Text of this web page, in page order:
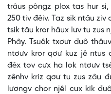
trâus pôngz plox tas hur
250 tiv đêiv. Taz sik ntâu ziv
tsik tâu kror hâux lưv tu zus
Phây. Tsuôk txơưr đuô
ntơưv kror qơư kuz jê ntus
đêx tov cưx ha lok ntơưv
zênhv kriz qơư tu zus zâu
lươngv chor njêl cux kik